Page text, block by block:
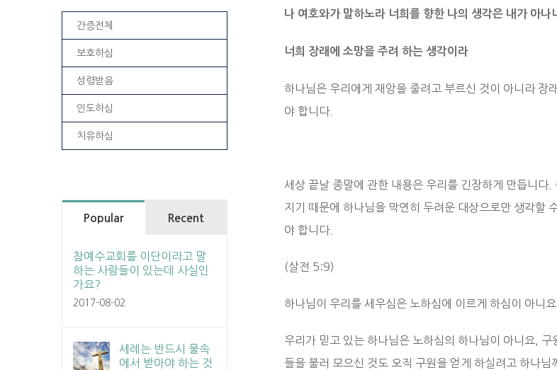
나 여호와가 말하노라 너희를 향한 나의 생각은 내가 아나
너희 장래에 소망을 주려 하는 생각이라
하나님은 우리에게 재앙을 줄려고 부르신 것이 아니라 장
야 합니다.
세상 끝날 종말에 관한 내용은 우리를 긴장하게 만듭니다
지기 때문에 하나님을 막연히 두려운 대상으로만 생각할
야 합니다.
(살전 5:9)
하나님이 우리를 세우심은 노하심에 이르게 하심이 아니
우리가 믿고 있는 하나님은 노하심의 하나님이 아니요,
들을 불러 모으신 것도 오직 구원을 얻게 하실려고 하나님
간증전체
보호하심
성령받음
인도하심
치유하심
Popular Recent
참예수교회를 이단이라고 말
하는 사람들이 있는데 사실인
가요?
2017-08-02
세례는 반드시 물속
에서 받아야 하는 것